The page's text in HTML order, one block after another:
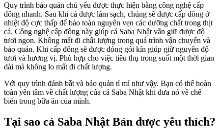
Quy trình bảo quản chủ yếu được thực hiện bằng công nghệ cấp
đông nhanh. Sau khi cá được làm sạch, chúng sẽ được cấp đông ở
nhiệt độ cực thấp để bảo toàn nguyên vẹn các dưỡng chất trong thịt
cá. Công nghệ cấp đông này giúp cá Saba Nhật vẫn giữ được độ
tươi ngon. Không mất đi chất lượng trong quá trình vận chuyển và
bảo quản. Khi cấp đông sẽ được đóng gói kín giúp giữ nguyên độ
tươi và hương vị. Phù hợp cho việc tiêu thụ trong suốt một thời gian
dài mà không lo mất đi chất lượng.
Với quy trình đánh bắt và bảo quản tỉ mỉ như vậy. Bạn có thể hoàn
toàn yên tâm về chất lượng của cá Saba Nhật khi đưa nó về chế
biến trong bữa ăn của mình.
Tại sao cá Saba Nhật Bản được yêu thích?